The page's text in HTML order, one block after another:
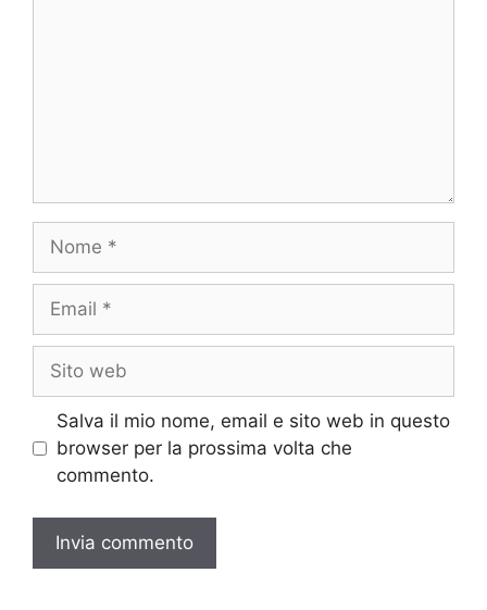
Nome
Email
Sito
web
Salva il mio nome, email e sito web in questo
browser per la prossima volta che
commento.